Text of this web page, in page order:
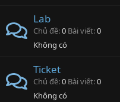
Lab
Chủ đề 0 Bài viết 0
Không có
Ticket
Chủ đề 0 Bài viết 0
Không có